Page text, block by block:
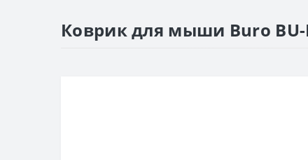
Коврик для мыши Buro BU-